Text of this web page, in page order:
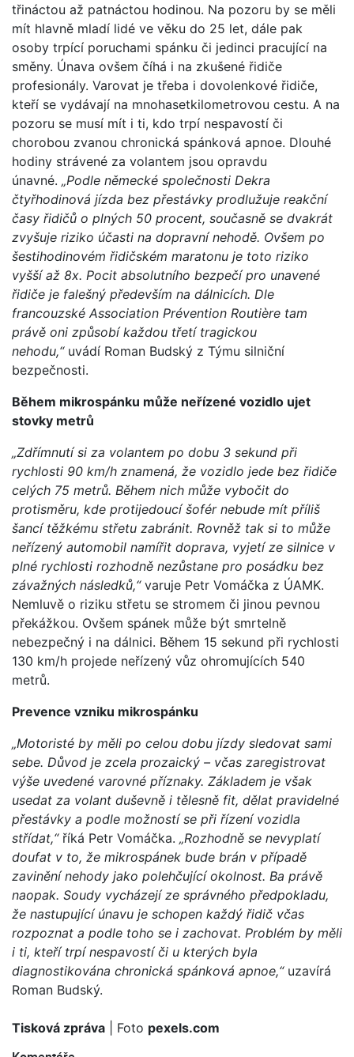
třináctou až patnáctou hodinou. Na pozoru by se měli
mít hlavně mladí lidé ve věku do 25 let, dále pak
osoby trpící poruchami spánku či jedinci pracující na
směny. Únava ovšem číhá i na zkušené řidiče
profesionály. Varovat je třeba i dovolenkové řidiče,
kteří se vydávají na mnohasetkilometrovou cestu. A na
pozoru se musí mít i ti, kdo trpí nespavostí či
chorobou zvanou chronická spánková apnoe. Dlouhé
hodiny strávené za volantem jsou opravdu
únavné. „Podle německé společnosti Dekra
čtyřhodinová jízda bez přestávky prodlužuje reakční
časy řidičů o plných 50 procent, současně se dvakrát
zvyšuje riziko účasti na dopravní nehodě. Ovšem po
šestihodinovém řidičském maratonu je toto riziko
vyšší až 8x. Pocit absolutního bezpečí pro unavené
řidiče je falešný především na dálnicích. Dle
francouzské Association Prévention Routière tam
právě oni způsobí každou třetí tragickou
nehodu,“uvádí Roman Budský z Týmu silniční
bezpečnosti.
Během mikrospánku může neřízené vozidlo ujet
stovky metrů
„Zdřímnutí si za volantem po dobu 3 sekund při
rychlosti 90 km/h znamená, že vozidlo jede bez řidiče
celých 75 metrů. Během nich může vybočit do
protisměru, kde protijedoucí šofér nebude mít příliš
šancí těžkému střetu zabránit. Rovněž tak si to může
neřízený automobil namířit doprava, vyjetí ze silnice v
plné rychlosti rozhodně nezůstane pro posádku bez
závažných následků,“ varuje Petr Vomáčka z ÚAMK.
Nemluvě o riziku střetu se stromem či jinou pevnou
překážkou. Ovšem spánek může být smrtelně
nebezpečný i na dálnici. Během 15 sekund při rychlosti
130 km/h projede neřízený vůz ohromujících 540
metrů.
Prevence vzniku mikrospánku
„Motoristé by měli po celou dobu jízdy sledovat sami
sebe. Důvod je zcela prozaický – včas zaregistrovat
výše uvedené varovné příznaky. Základem je však
usedat za volant duševně i tělesně fit, dělat pravidelné
přestávky a podle možností se při řízení vozidla
střídat,“říká Petr Vomáčka. „Rozhodně se nevyplatí
doufat v to, že mikrospánek bude brán v případě
zavinění nehody jako polehčující okolnost. Ba právě
naopak. Soudy vycházejí ze správného předpokladu,
že nastupující únavu je schopen každý řidič včas
rozpoznat a podle toho se i zachovat. Problém by měli
i ti, kteří trpí nespavostí či u kterých byla
diagnostikována chronická spánková apnoe,“uzavírá
Roman Budský.
Tisková zpráva | Foto pexels.com